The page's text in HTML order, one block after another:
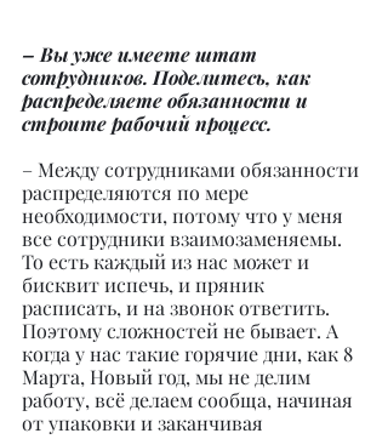
– Вы уже имеете штат
сотрудников. Поделитесь, как
распределяете обязанности и
строите рабочий процесс.
– Между сотрудниками обязанности
распределяются по мере
необходимости, потому что у меня
все сотрудники взаимозаменяемы.
То есть каждый из нас может и
бисквит испечь, и пряник
расписать, и на звонок ответить.
Поэтому сложностей не бывает. А
когда у нас такие горячие дни, как 8
Марта, Новый год, мы не делим
работу, всё делаем сообща, начиная
от упаковки и заканчивая